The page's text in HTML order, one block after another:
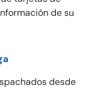
de su
desde